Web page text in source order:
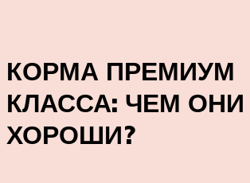
КОРМА ПРЕМИУМ
КЛАССА: ЧЕМ ОНИ
ХОРОШИ?